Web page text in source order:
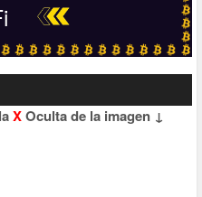
XOculta de la imagen ↓